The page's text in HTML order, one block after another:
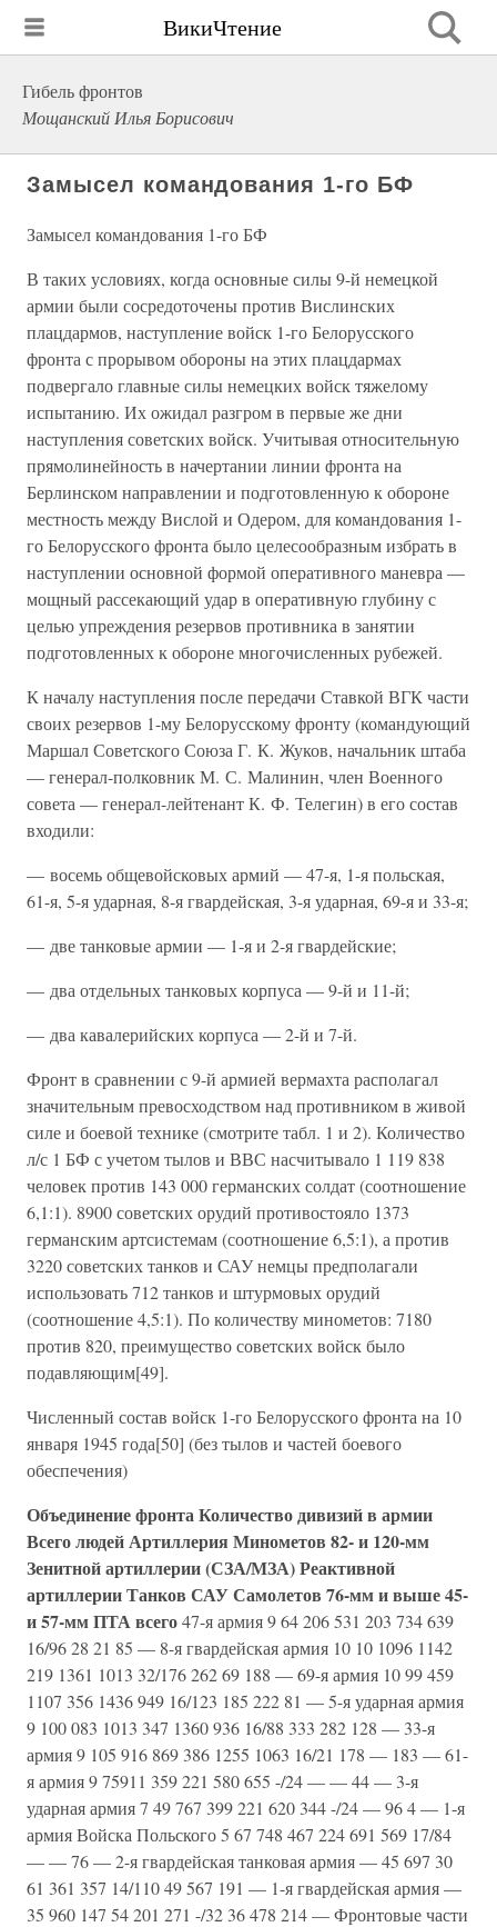
ВикиЧтение
Гибель фронтов
Мощанский Илья Борисович
Замысел командования 1-го БФ
Замысел командования 1-го БФ
В таких условиях, когда основные силы 9-й немецкой
армии были сосредоточены против Вислинских
плацдармов, наступление войск 1-го Белорусского
фронта с прорывом обороны на этих плацдармах
подвергало главные силы немецких войск тяжелому
испытанию. Их ожидал разгром в первые же дни
наступления советских войск. Учитывая относительную
прямолинейность в начертании линии фронта на
Берлинском направлении и подготовленную к обороне
местность между Вислой и Одером, для командования 1-
го Белорусского фронта было целесообразным избрать в
наступлении основной формой оперативного маневра —
мощный рассекающий удар в оперативную глубину с
целью упреждения резервов противника в занятии
подготовленных к обороне многочисленных рубежей.
К началу наступления после передачи Ставкой ВГК части
своих резервов 1-му Белорусскому фронту (командующий
Маршал Советского Союза Г. К. Жуков, начальник штаба
— генерал-полковник М. С. Малинин, член Военного
совета — генерал-лейтенант К. Ф. Телегин) в его состав
входили:
— восемь общевойсковых армий — 47-я, 1-я польская,
61-я, 5-я ударная, 8-я гвардейская, 3-я ударная, 69-я и 33-я;
— две танковые армии — 1-я и 2-я гвардейские;
— два отдельных танковых корпуса — 9-й и 11-й;
— два кавалерийских корпуса — 2-й и 7-й.
Фронт в сравнении с 9-й армией вермахта располагал
значительным превосходством над противником в живой
силе и боевой технике (смотрите табл. 1 и 2). Количество
л/с 1 БФ с учетом тылов и ВВС насчитывало 1 119 838
человек против 143 000 германских солдат (соотношение
6,1:1). 8900 советских орудий противостояло 1373
германским артсистемам (соотношение 6,5:1), а против
3220 советских танков и САУ немцы предполагали
использовать 712 танков и штурмовых орудий
(соотношение 4,5:1). По количеству минометов: 7180
против 820, преимущество советских войск было
подавляющим[49].
Численный состав войск 1-го Белорусского фронта на 10
января 1945 года[50] (без тылов и частей боевого
обеспечения)
Объединение фронтаКоличество дивизий в армии
Всего людейАртиллерия Минометов 82- и 120-мм
Зенитной артиллерии (СЗА/МЗА)Реактивной
артиллерииТанков САУСамолетов 76-мм и выше45-
и 57-мм ПТАвсего47-я армия 9 64 206 531 203 734 639
16/96 28 21 85 — 8-я гвардейская армия 10 10 1096 1142
219 1361 1013 32/176 262 69 188 — 69-я армия 10 99 459
1107 356 1436 949 16/123 185 222 81 — 5-я ударная армия
9 100 083 1013 347 1360 936 16/88 333 282 128 — 33-я
армия 9 105 916 869 386 1255 1063 16/21 178 — 183 — 61-
я армия 9 75911 359 221 580 655 -/24 — — 44 — 3-я
ударная армия 7 49 767 399 221 620 344 -/24 — 96 4 — 1-я
армия Войска Польского 5 67 748 467 224 691 569 17/84
— — 76 — 2-я гвардейская танковая армия — 45 697 30
61 361 357 14/110 49 567 191 — 1-я гвардейская армия —
35 960 147 54 201 271 -/32 36 478 214 — Фронтовые части